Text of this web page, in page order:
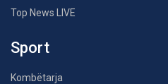
Top News LIVE
Sport
Kombëtarja